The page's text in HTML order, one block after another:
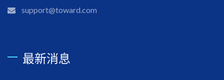
support@toward.com
最新消息